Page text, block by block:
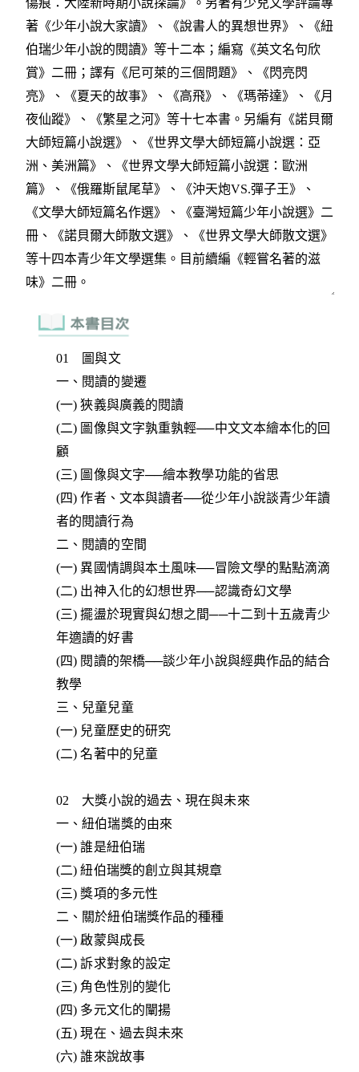
01 圖與文
一、閱讀的變遷
(一) 狹義與廣義的閱讀
(二) 圖像與文字孰重孰輕──中文文本繪本化的回
顧
(三) 圖像與文字──繪本教學功能的省思
(四) 作者、文本與讀者──從少年小說談青少年讀
者的閱讀行為
二、閱讀的空間
(一) 異國情調與本土風味──冒險文學的點點滴滴
(二) 出神入化的幻想世界──認識奇幻文學
(三) 擺盪於現實與幻想之間──十二到十五歲青少
年適讀的好書
(四) 閱讀的架橋──談少年小說與經典作品的結合
教學
三、兒童兒童
(一) 兒童歷史的研究
(二) 名著中的兒童
02 大獎小說的過去、現在與未來
一、紐伯瑞獎的由來
(一) 誰是紐伯瑞
(二) 紐伯瑞獎的創立與其規章
(三) 獎項的多元性
二、關於紐伯瑞獎作品的種種
(一) 啟蒙與成長
(二) 訴求對象的設定
(三) 角色性別的變化
(四) 多元文化的闡揚
(五) 現在、過去與未來
(六) 誰來說故事